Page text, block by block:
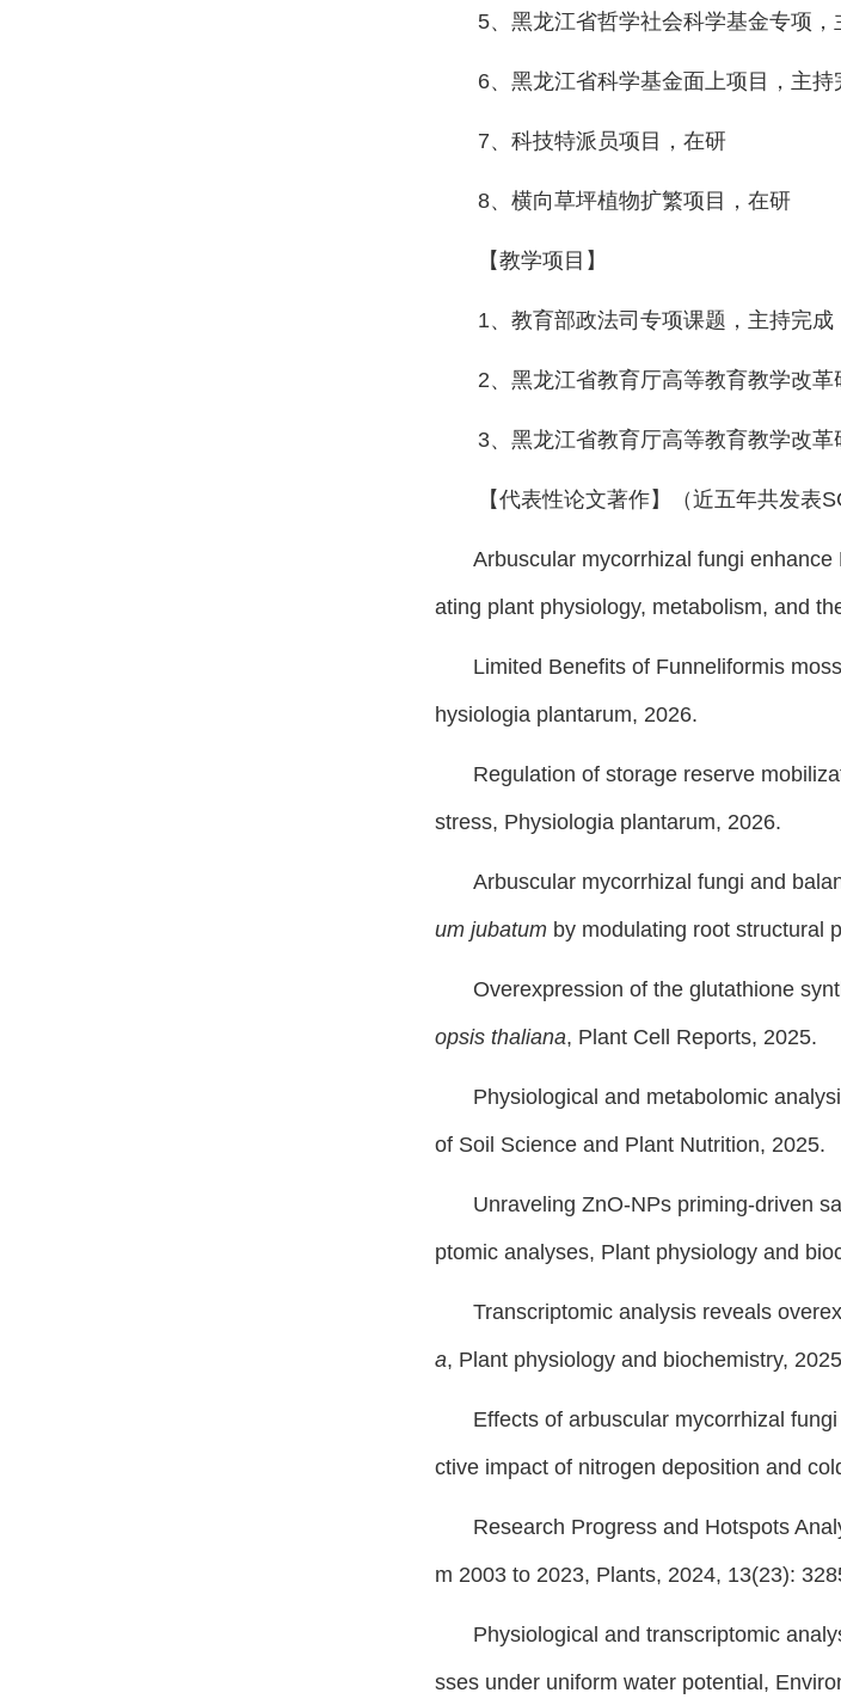
5、黑龙江省哲学社会科学基金专项，
6、黑龙江省科学基金面上项目，主持
7、科技特派员项目，在研
8、横向草坪植物扩繁项目，在研
【教学项目】
1、教育部政法司专项课题，主持完成
2、黑龙江省教育厅高等教育教学改
3、黑龙江省教育厅高等教育教学改
【代表性论文著作】（近五年共发表
Arbuscular mycorrhizal fungi
ating plant physiology, metabolism, and
Limited Benefits of Funneliformis
hysiologia plantarum, 2026.
Regulation of storage reserve
stress, Physiologia plantarum, 2026.
Arbuscular mycorrhizal fungi and
um jubatumby modulating root structural
Overexpression of the glutathione
opsis thaliana, Plant Cell Reports, 2025.
Physiological and metabolomic
of Soil Science and Plant Nutrition, 2025.
Unraveling ZnO-NPs priming-driven
ptomic analyses, Plant physiology and
Transcriptomic analysis reveals
a, Plant physiology and biochemistry,
Effects of arbuscular mycorrhizal
ctive impact of nitrogen deposition and
Research Progress and Hotspots
m 2003 to 2023, Plants, 2024, 13(23):
Physiological and transcriptomic
sses under uniform water potential,